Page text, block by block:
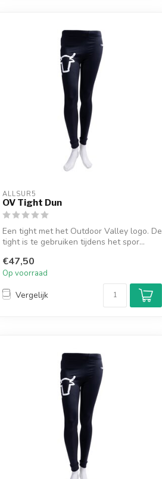
ALLSUR5
OV Tight Dun
Een tight met het Outdoor Valley logo. De
tight is te gebruiken tijdens het spor...
€47,50
Op voorraad
Vergelijk